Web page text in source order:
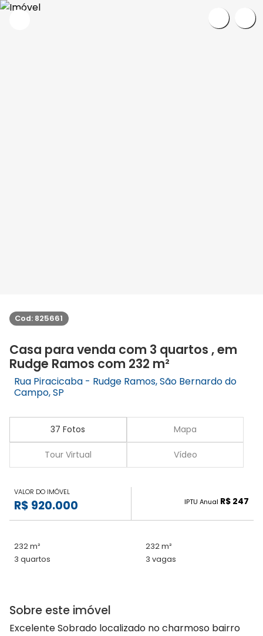
Cod: 825661
Casa para venda com 3 quartos , em
Rudge Ramos com 232 m²
Rua Piracicaba - Rudge Ramos, São Bernardo do
Campo, SP
37 Fotos Mapa
Tour Virtual Vídeo
VALOR DO IMÓVEL
R$ 920.000 IPTU Anual R$ 247
232 m²
232 m²
3 quartos
3 vagas
Sobre este imóvel
Excelente Sobrado localizado no charmoso bairro